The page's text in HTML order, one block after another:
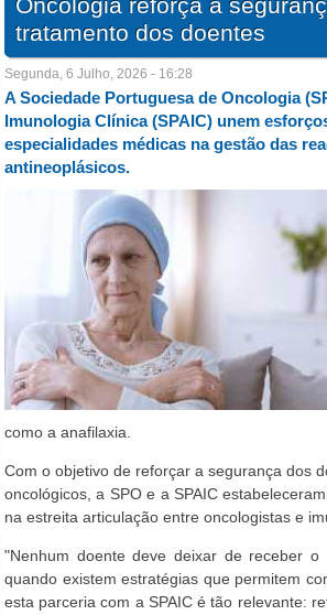
tratamento dos doentes
Segunda, 6 Julho, 2026 - 16:28
A Sociedade Portuguesa de Oncologia
Imunologia Clínica (SPAIC) unem
especialidades médicas na gestão das
antineoplásicos.
como a anafilaxia.
Com o objetivo de reforçar a segurança dos
oncológicos, a SPO e a SPAIC
na estreita articulação entre oncologistas e
"Nenhum doente deve deixar de receber
quando existem estratégias que permitem
esta parceria com a SPAIC é tão relevante: